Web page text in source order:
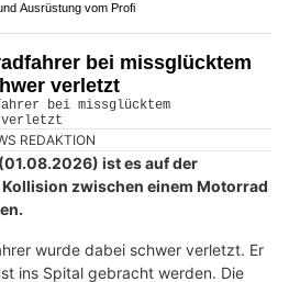
Ausrüstung vom Profi
bei missglücktem
verletzt
REDAKTION
ist es auf der
zwischen einem Motorrad
wurde dabei schwer verletzt. Er
ins Spital gebracht werden. Die